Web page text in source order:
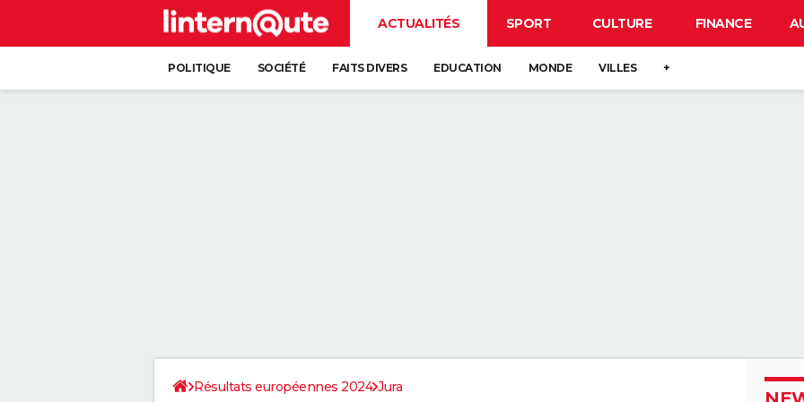
ACTUALITÉS SPORT CULTURE FINANCE
POLITIQUE SOCIÉTÉ FAITS DIVERS EDUCATION MONDE VILLES +
Résultats européennes 2024 Jura